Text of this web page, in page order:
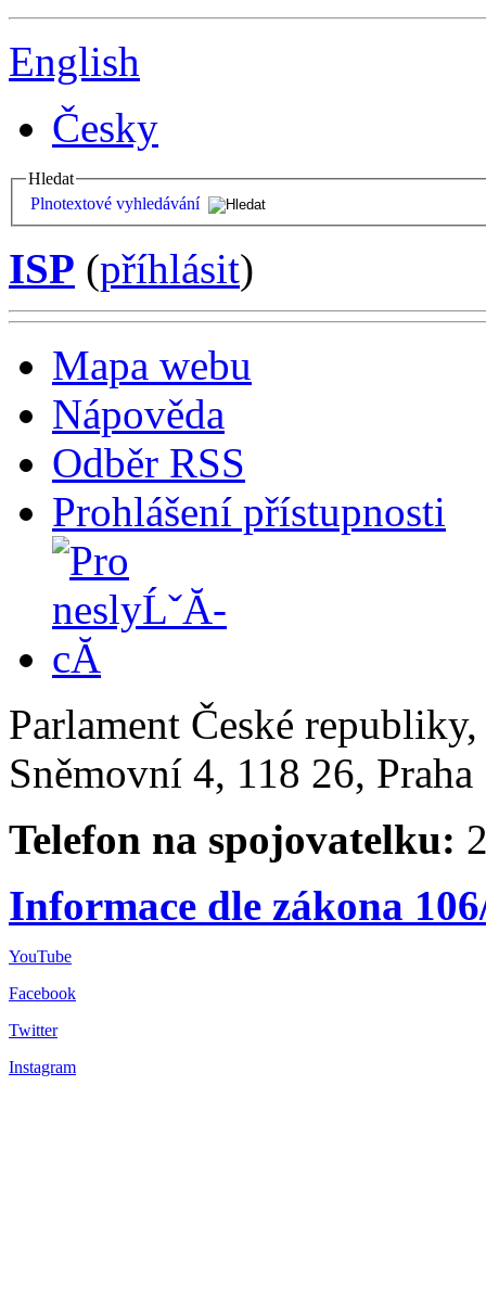
English
Česky
Hledat
Plnotextové vyhledávání
ISP (příhlásit)
Mapa webu
Nápověda
Odběr RSS
Prohlášení přístupnosti
Parlament České
Sněmovní 4, 118 26,
Telefon na spojovatelku:
Informace dle zákona
YouTube
Facebook
Twitter
Instagram